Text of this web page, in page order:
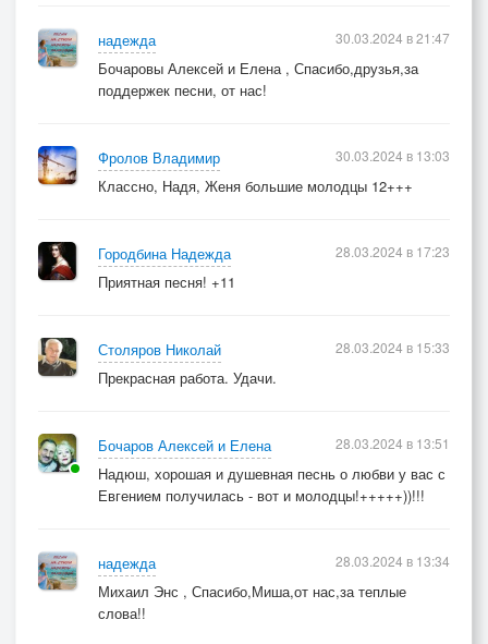
надежда
Бочаровы Алексей и Елена , Спасибо,друзья,за
поддержек песни, от нас!
30.03.2024 в 21:47
Фролов Владимир
Классно, Надя, Женя большие молодцы 12+++
30.03.2024 в 13:03
Городбина Надежда
Приятная песня! +11
28.03.2024 в 17:23
Столяров Николай
Прекрасная работа. Удачи.
28.03.2024 в 15:33
Бочаров Алексей и Елена
Надюш, хорошая и душевная песнь о любви у вас с
Евгением получилась - вот и молодцы!+++++))!!!
28.03.2024 в 13:51
надежда
Михаил Энс , Спасибо,Миша,от нас,за теплые
слова!!
28.03.2024 в 13:34